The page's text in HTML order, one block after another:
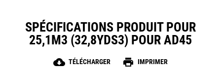
SPÉCIFICATIONS PRODUIT POUR
25,1M3 (32,8YDS3) POUR AD45
cloud_download TÉLÉCHARGER print IMPRIMER